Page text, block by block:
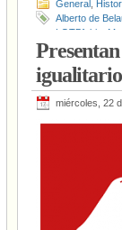
General
Alberto de
LGTBfobia
miércoles, 22